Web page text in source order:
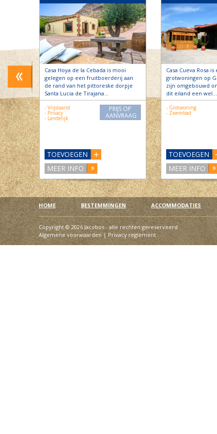
is
OP
Casa Hoya de la Cebada is mooi
gelegen op een fruitboerderij aan
de rand van het pittoreske dorpje
Santa Lucia de Tirajana…
- Vrijstaand
- Privacy
- Landelijk
PRIJS OP
AANVRAAG
TOEVOEGEN
MEER INFO
Casa Cueva Rosa
grotwoningen op
zijn omgebouwd
dit eiland een wel…
- Grotwoning
- Zwembad
TOEVOEGEN
MEER INFO
HOME BESTEMMINGEN ACCOMMODATIES
Copyright © 2026 Jacobos - alle rechten gereserveerd
Algemene voorwaarden|Privacy reglement